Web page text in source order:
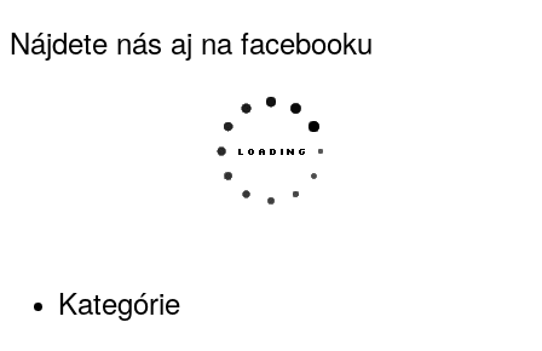
Nájdete nás aj na facebooku
Kategórie